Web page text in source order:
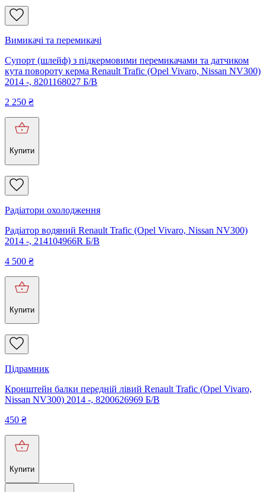
Вимикачі та перемикачі
Супорт (шлейф) з підкермовими перемикачами та датчиком
кута повороту керма Renault Trafic (Opel Vivaro, Nissan NV300)
2014 -, 8201168027 Б/В
2 250 ₴
Купити
Радіатори охолодження
Радіатор водяний Renault Trafic (Opel Vivaro, Nissan NV300)
2014 -, 214104966R Б/В
4 500 ₴
Купити
Підрамник
Кронштейн балки передній лівий Renault Trafic (Opel Vivaro,
Nissan NV300) 2014 -, 8200626969 Б/В
450 ₴
Купити